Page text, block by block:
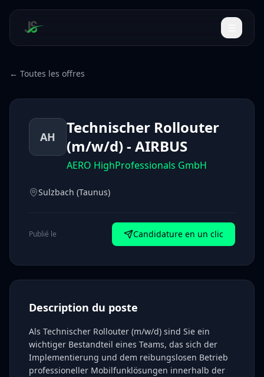
← Toutes les offres
AH
Technischer Rollouter
(m/w/d) - AIRBUS
AERO HighProfessionals GmbH
Sulzbach (Taunus)
Publié le Candidature en un clic
Description du poste
Als Technischer Rollouter (m/w/d) sind Sie ein
wichtiger Bestandteil eines Teams, das sich der
Implementierung und dem reibungslosen Betrieb
professioneller Mobilfunklösungen innerhalb der